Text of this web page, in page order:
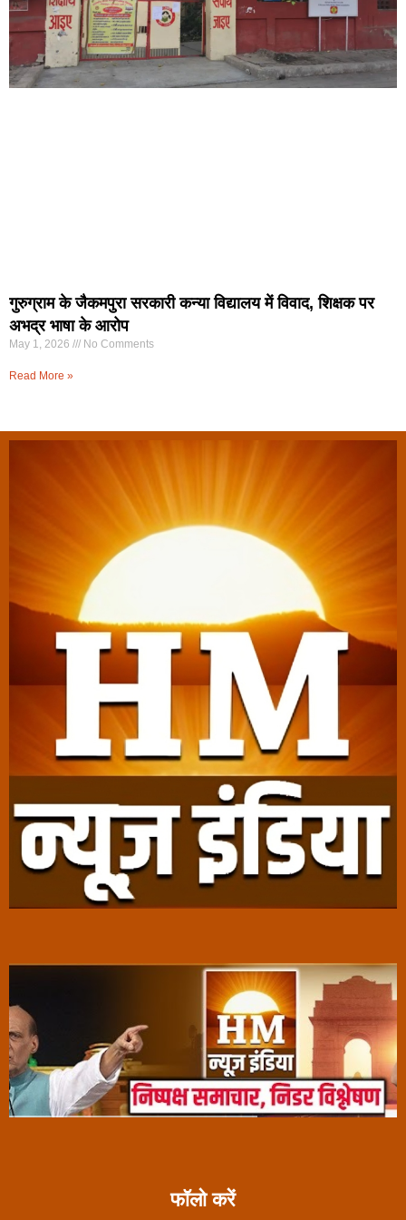
गुरुग्राम के जैकमपुरा सरकारी कन्या विद्यालय में विवाद, शिक्षक पर
अभद्र भाषा के आरोप
May 1, 2026 No Comments
Read More »
फॉलो करें